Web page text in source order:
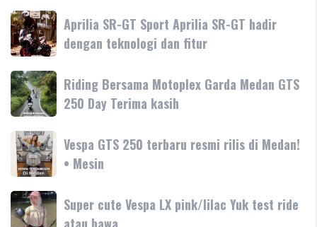
Vespa
Primavera
Tanyakan
Vespa
Primavera
180cc
terbaru
Aprilia
SR-
GT
Sport
Aprilia
SR-
GT
hadir
dengan
teknologi
dan
fitur
Aprilia SR-GT Sport Aprilia SR-GT hadir
dengan teknologi dan fitur
Riding
Bersama
Motoplex
Garda
Medan
GTS
250
Day
Terima
Riding Bersama Motoplex Garda Medan GTS
250 Day Terima kasih
Vespa
GTS
250
terbaru
resmi
rilis
Vespa GTS 250 terbaru resmi rilis di Medan!
• Mesin
Super
cute
Super cute Vespa LX pink/lilac Yuk test ride